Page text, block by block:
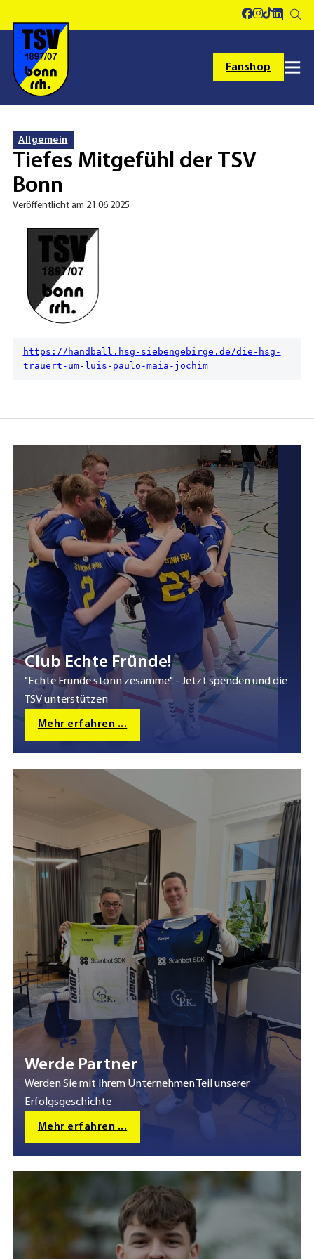
Fanshop
Allgemein
Tiefes Mitgefühl der TSV
Bonn
Veröffentlicht am 21.06.2025
https://handball.hsg-siebengebirge.de/die-hsg-
trauert-um-luis-paulo-maia-jochim
Club Echte Fründe!
"Echte Fründe stonn zesamme" - Jetzt spenden und die
TSV unterstützen
Mehr erfahren ...
Werde Partner
Werden Sie mit Ihrem Unternehmen Teil unserer
Erfolgsgeschichte
Mehr erfahren ...